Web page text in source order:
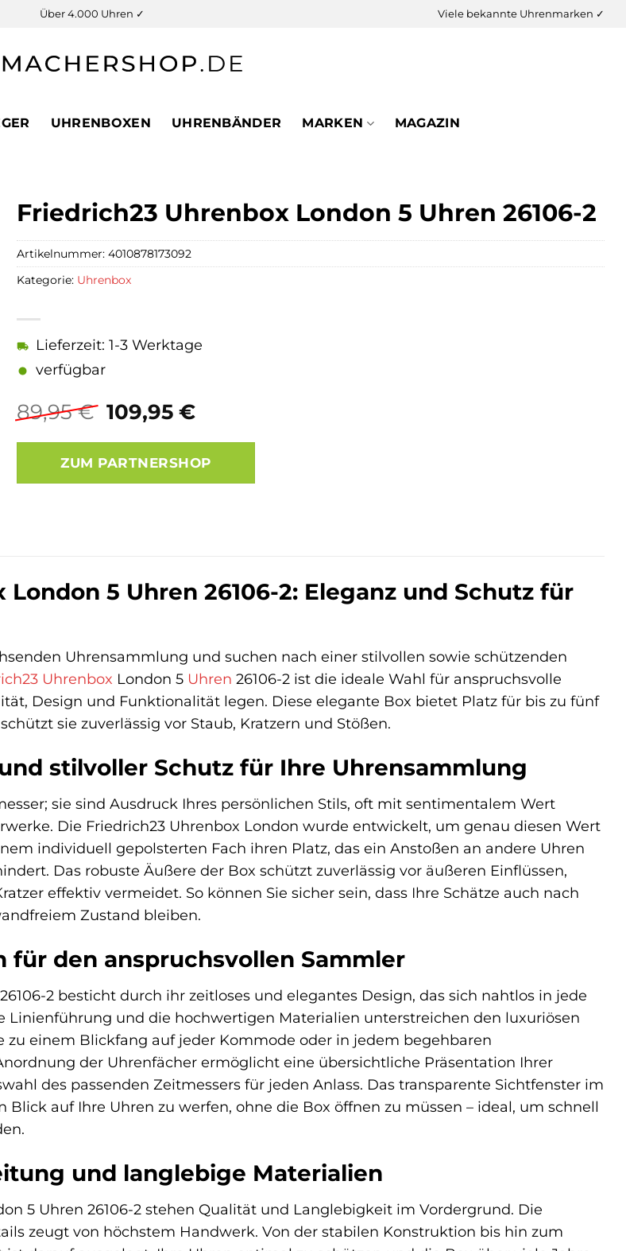
Über 4.000 Uhren ✓ Viele bekannte Uhrenmarken ✓
UHRENBOXEN UHRENBÄNDER MARKEN MAGAZIN
Friedrich23 Uhrenbox London 5 Uhren 26106-2
89,95€ Ursprünglicher
war:
89,95 €
109,95 €Aktueller
ist:
109,95 €.
Lieferzeit: 1-3 Werktage
verfügbar
ZUM PARTNERSHOP
Artikelnummer: 4010878173092
Kategorie: Uhrenbox
5 Uhren 26106-2: Eleganz und Schutz für
Uhrensammlung und suchen nach einer stilvollen sowie schützenden
Uhrenbox London 5 Uhren 26106-2 ist die ideale Wahl für anspruchsvolle
Design und Funktionalität legen. Diese elegante Box bietet Platz für bis zu fünf
sie zuverlässig vor Staub, Kratzern und Stößen.
stilvoller Schutz für Ihre Uhrensammlung
sie sind Ausdruck Ihres persönlichen Stils, oft mit sentimentalem Wert
Die Friedrich23 Uhrenbox London wurde entwickelt, um genau diesen Wert
individuell gepolsterten Fach ihren Platz, das ein Anstoßen an andere Uhren
Das robuste Äußere der Box schützt zuverlässig vor äußeren Einflüssen,
effektiv vermeidet. So können Sie sicher sein, dass Ihre Schätze auch nach
Zustand bleiben.
für den anspruchsvollen Sammler
2 besticht durch ihr zeitloses und elegantes Design, das sich nahtlos in jede
Linienführung und die hochwertigen Materialien unterstreichen den luxuriösen
zu einem Blickfang auf jeder Kommode oder in jedem begehbaren
der Uhrenfächer ermöglicht eine übersichtliche Präsentation Ihrer
des passenden Zeitmessers für jeden Anlass. Das transparente Sichtfenster im
Blick auf Ihre Uhren zu werfen, ohne die Box öffnen zu müssen – ideal, um schnell
und langlebige Materialien
5 Uhren 26106-2 stehen Qualität und Langlebigkeit im Vordergrund. Die
zeugt von höchstem Handwerk. Von der stabilen Konstruktion bis hin zum